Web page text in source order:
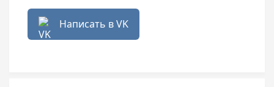
Написать в VK